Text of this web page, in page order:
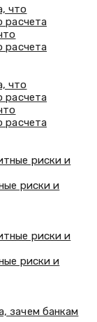
расчета
расчета
риски и
риски и